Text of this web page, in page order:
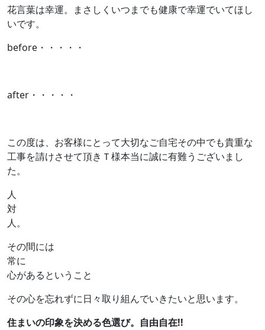
花言葉は幸運。まさしくいつまでも健康で幸運でいてほし
いです。
before・・・・・
after・・・・・
この度は、お客様にとって大切なご自宅その中でも貴重な
工事を請けさせて頂きＴ様本当に誠に有難うございまし
た。
人
対
人。
その間には
常に
心があるということ
その心を忘れずに日々取り組んでいきたいと思います。
住まいの印象を決める色選び。自由自在!!